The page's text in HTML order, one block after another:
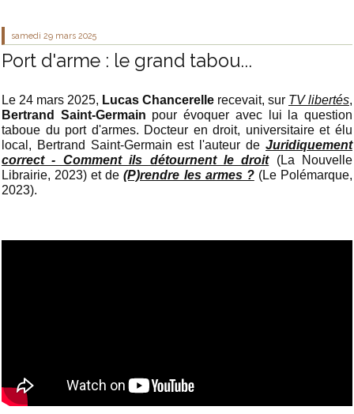
samedi 29 mars 2025
Port d'arme : le grand tabou...
Le 24 mars 2025, Lucas Chancerelle recevait, sur TV libertés,
Bertrand Saint-Germain pour évoquer avec lui la question
taboue du port d'armes. Docteur en droit, universitaire et élu
local, Bertrand Saint-Germain est l'auteur de Juridiquement
correct - Comment ils détournent le droit(La Nouvelle
Librairie, 2023) et de(P)rendre les armes ?(Le Polémarque,
2023).